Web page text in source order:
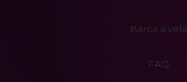
Barca a vela
FAQ